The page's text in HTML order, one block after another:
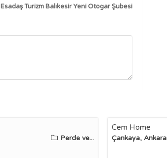
Esadaş Turizm Balıkesir Yeni Otogar Şubesi
Perde ve...
Cem Home
Çankaya, Ankara